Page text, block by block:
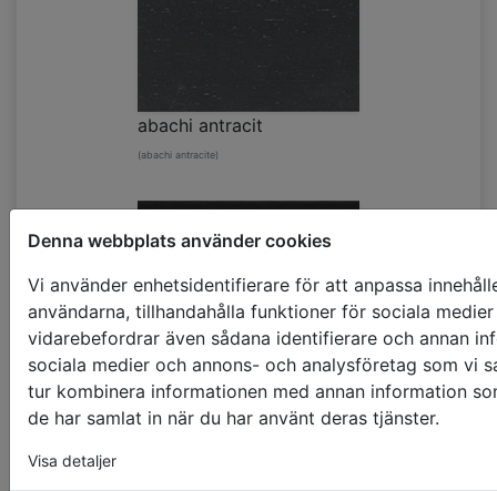
Denna webbplats använder cookies
Vi använder enhetsidentifierare för att anpassa
användarna, tillhandahålla funktioner för sociala
vidarebefordrar även sådana identifierare och annan
sociala medier och annons- och analysföretag som vi
tur kombinera informationen med annan information
de har samlat in när du har använt deras tjänster.
Visa detaljer
abachi antracit
(abachi antracite)